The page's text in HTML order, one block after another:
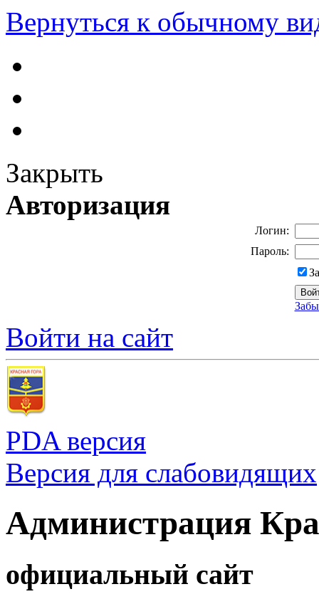
Вернуться к обычному
Закрыть
Авторизация
Логин:
Пароль:
Войти на сайт
PDA версия
Версия для слабовидящих
Администрация
официальный сайт